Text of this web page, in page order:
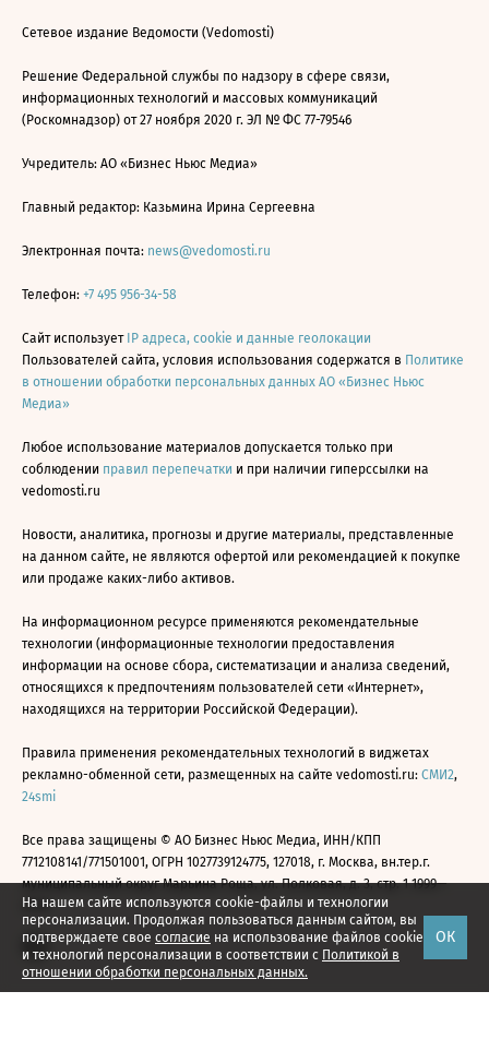
На нашем сайте используются cookie-файлы и технологии
персонализации. Продолжая пользоваться данным сайтом, вы
подтверждаете свое согласие на использование файлов cookie
и технологий персонализации в соответствии с Политикой в
отношении обработки персональных данных.
ОК
Сетевое издание Ведомости (Vedomosti)
Решение Федеральной службы по надзору в сфере связи,
информационных технологий и массовых коммуникаций
(Роскомнадзор) от 27 ноября 2020 г. ЭЛ № ФС 77-79546
Учредитель: АО «Бизнес Ньюс Медиа»
Главный редактор: Казьмина Ирина Сергеевна
Электронная почта: news@vedomosti.ru
Телефон: +7 495 956-34-58
Сайт использует IP адреса, cookie и данные геолокации
Пользователей сайта, условия использования содержатся в Политике
в отношении обработки персональных данных АО «Бизнес Ньюс
Медиа»
Любое использование материалов допускается только при
соблюдении правил перепечатки и при наличии гиперссылки на
vedomosti.ru
Новости, аналитика, прогнозы и другие материалы, представленные
на данном сайте, не являются офертой или рекомендацией к покупке
или продаже каких-либо активов.
На информационном ресурсе применяются рекомендательные
технологии (информационные технологии предоставления
информации на основе сбора, систематизации и анализа сведений,
относящихся к предпочтениям пользователей сети «Интернет»,
находящихся на территории Российской Федерации).
Правила применения рекомендательных технологий в виджетах
рекламно-обменной сети, размещенных на сайте vedomosti.ru: СМИ2,
24smi
Все права защищены © АО Бизнес Ньюс Медиа, ИНН/КПП
7712108141/771501001, ОГРН 1027739124775, 127018, г. Москва, вн.тер.г.
муниципальный округ Марьина Роща, ул. Полковая, д. 3, стр. 1 1999—
2026